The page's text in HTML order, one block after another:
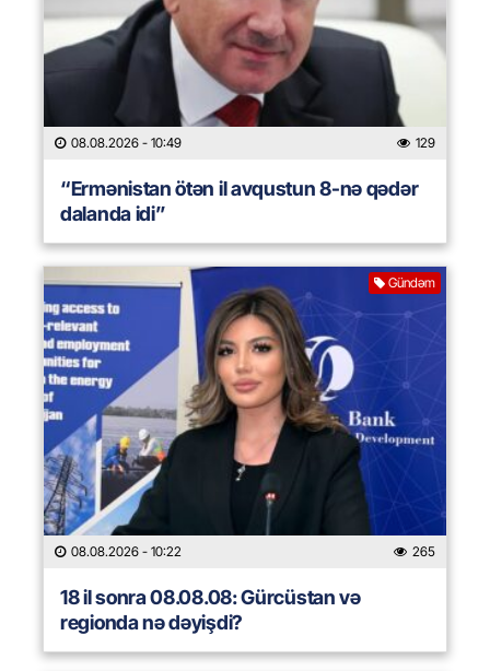
08.08.2026 - 10:49 129
“Ermənistan ötən il avqustun 8-nə qədər
dalanda idi”
Gündəm
08.08.2026 - 10:22 265
18 il sonra 08.08.08: Gürcüstan və
regionda nə dəyişdi?